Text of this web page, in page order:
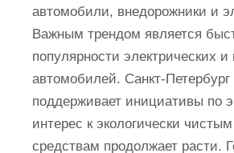
автомобили, внедорожники и
Важным трендом является
популярности электрических
автомобилей. Санкт-Петербург
поддерживает инициативы по
интерес к экологически
средствам продолжает расти.